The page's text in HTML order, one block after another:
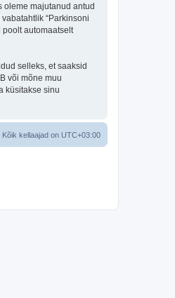
oleme majutanud antud
“Parkinsoni
automaatselt
selleks, et saaksid
või mõne muu
küsitakse sinu
Kõik kellaajad on UTC+03:00